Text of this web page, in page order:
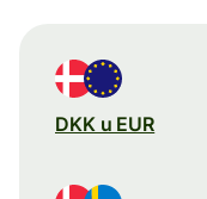
DKK u EUR